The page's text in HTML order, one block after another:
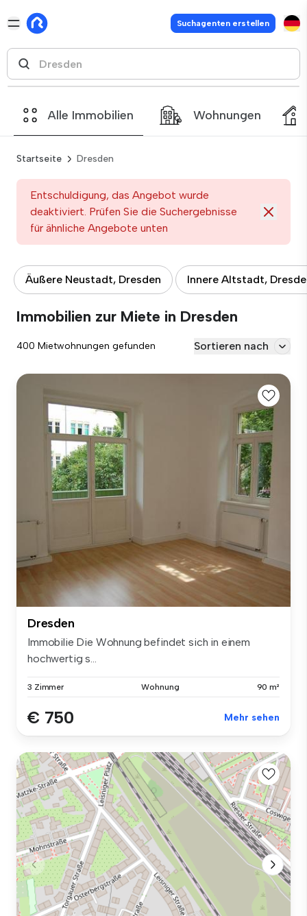
Suchagenten erstellen
Alle Immobilien Wohnungen
Startseite Dresden
Entschuldigung, das Angebot wurde
deaktiviert. Prüfen Sie die Suchergebnisse
für ähnliche Angebote unten
Äußere Neustadt, Dresden Innere Altstadt,
Immobilien zur Miete in Dresden
400 Mietwohnungen gefunden Sortieren nach
Dresden
Immobilie Die Wohnung befindet sich in einem
hochwertig s...
3 Zimmer Wohnung 90 m²
€ 750 Mehr sehen